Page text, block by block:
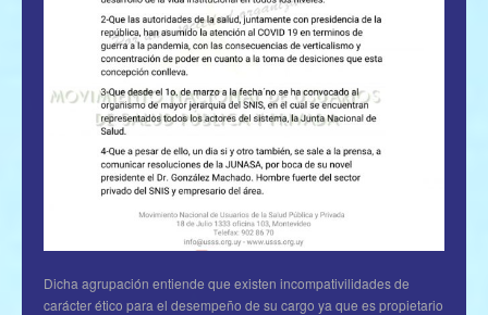
Dicha agrupación entiende que existen incompativilidades de
carácter ético para el desempeño de su cargo ya que es propietario